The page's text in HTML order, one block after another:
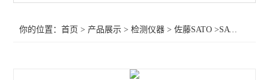
你的位置：首页 > 产品展示 >检测仪器 >佐藤SATO >SATO温度计8068-00